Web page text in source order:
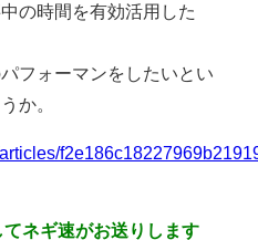
の時間を有効活用した
フォーマンをしたいとい
か。
ネギ速がお送りします